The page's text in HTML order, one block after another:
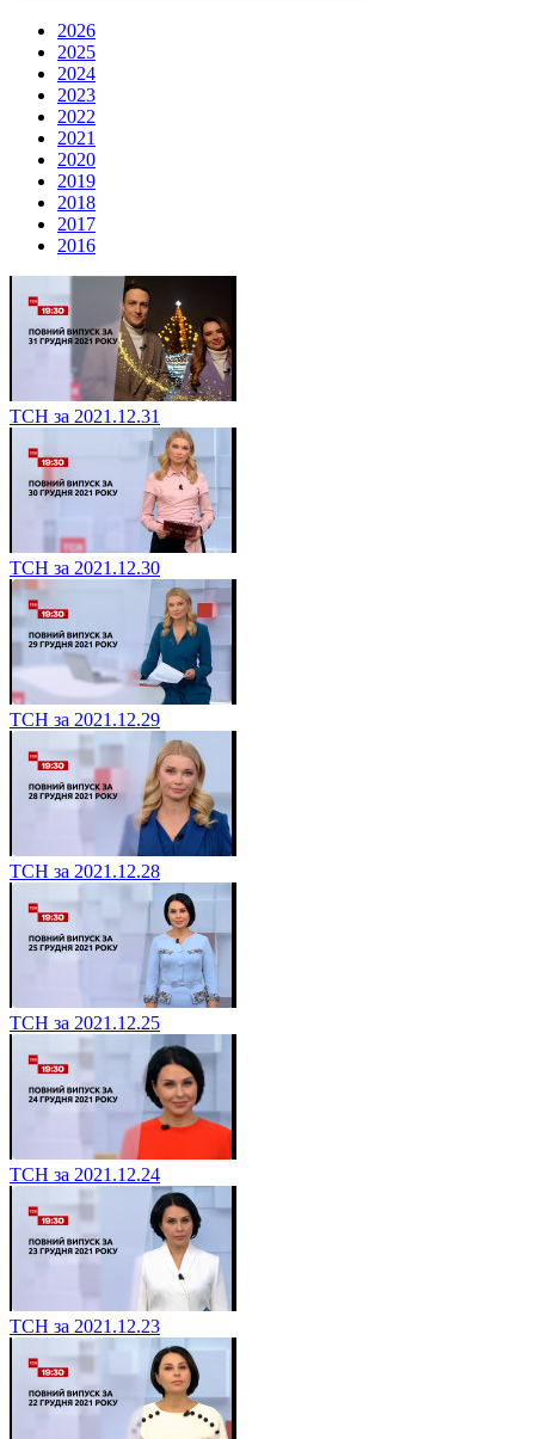
2026
2025
2024
2023
2022
2021
2020
2019
2018
2017
2016
ТСН за 2021.12.31
ТСН за 2021.12.30
ТСН за 2021.12.29
ТСН за 2021.12.28
ТСН за 2021.12.25
ТСН за 2021.12.24
ТСН за 2021.12.23